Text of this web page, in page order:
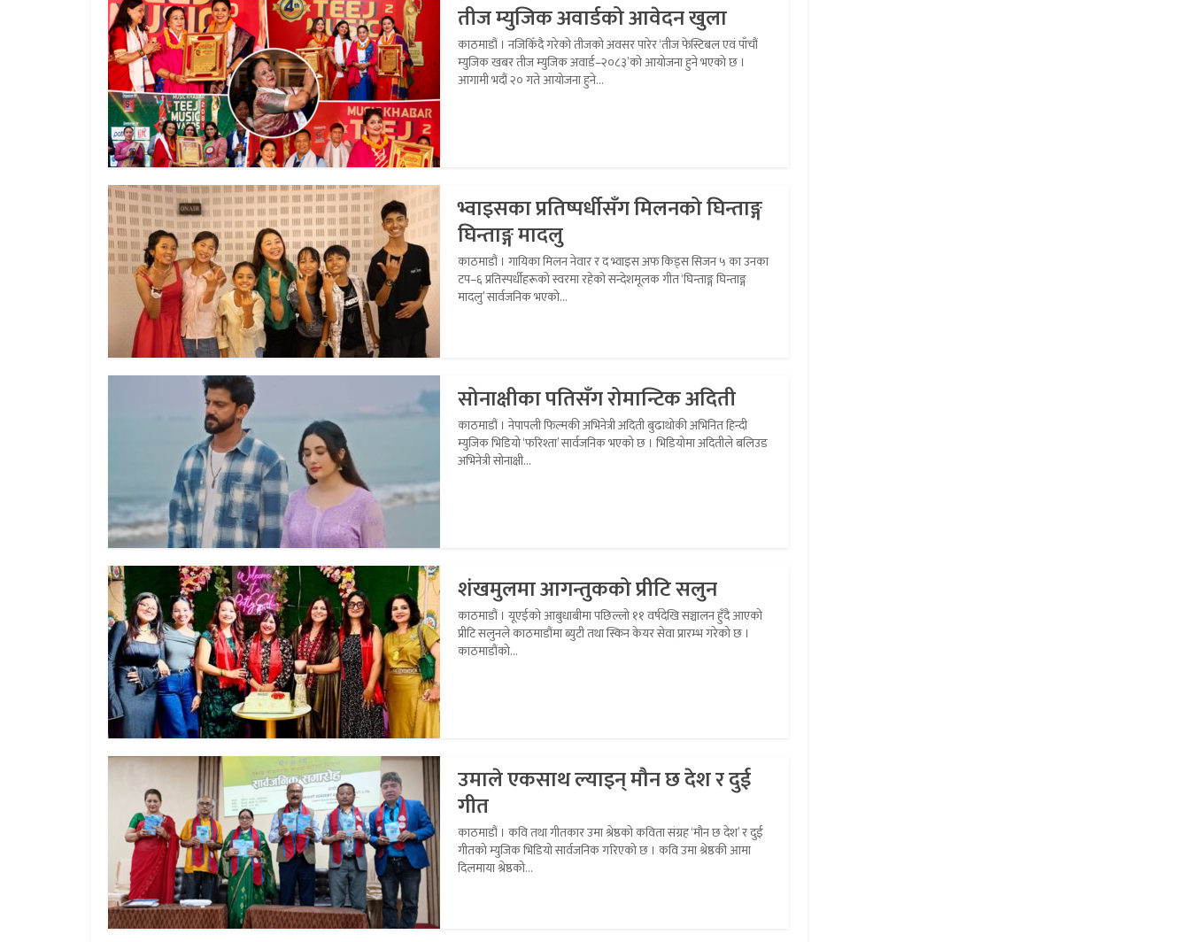
तीज म्युजिक अवार्डको आवेदन खुला
काठमाडौं । नजिकिँदै गरेको तीजको अवसर पारेर ‘तीज फेस्टिबल एवं पाँचौं
म्युजिक खबर तीज म्युजिक अवार्ड–२०८३’को आयोजना हुने भएको छ ।
आगामी भदौं २० गते आयोजना हुने...
भ्वाइसका प्रतिष्पर्धीसँग मिलनको घिन्ताङ्ग
घिन्ताङ्ग मादलु
काठमाडौं । गायिका मिलन नेवार र द भ्वाइस अफ किड्स सिजन ५ का उनका
टप–६ प्रतिस्पर्धीहरूको स्वरमा रहेको सन्देशमूलक गीत ‘घिन्ताङ्ग घिन्ताङ्ग
मादलु’ सार्वजनिक भएको...
सोनाक्षीका पतिसँग रोमान्टिक अदिती
काठमाडौं । नेपापली फिल्मकी अभिनेत्री अदिती बुढाथोकी अभिनित हिन्दी
म्युजिक भिडियो ‘फरिश्ता’ सार्वजनिक भएको छ । भिडियोमा अदितीले बलिउड
अभिनेत्री सोनाक्षी...
शंखमुलमा आगन्तुकको प्रीटि सलुन
काठमाडौं । यूएईको आबुधाबीमा पछिल्लो ११ वर्षदेखि सञ्चालन हुँदै आएको
प्रीटि सलुनले काठमाडौंमा ब्युटी तथा स्किन केयर सेवा प्रारम्भ गरेको छ ।
काठमाडौंको...
उमाले एकसाथ ल्याइन् मौन छ देश र दुई
गीत
काठमाडौं । कवि तथा गीतकार उमा श्रेष्ठको कविता संग्रह ‘मौन छ देश’ र दुई
गीतको म्युजिक भिडियो सार्वजनिक गरिएको छ । कवि उमा श्रेष्ठकी आमा
दिलमाया श्रेष्ठको...